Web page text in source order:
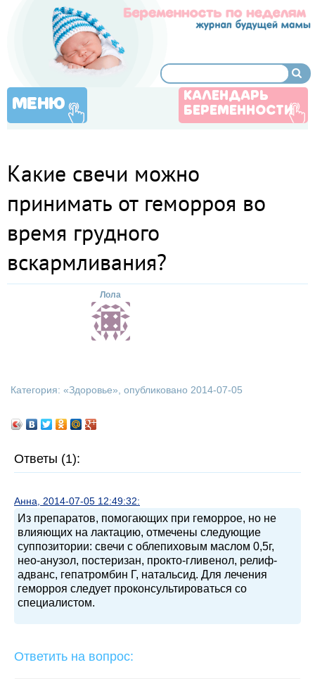
МЕНЮ
КАЛЕНДАРЬ
БЕРЕМЕННОСТИ
Какие свечи можно
принимать от геморроя во
время грудного
вскармливания?
Лола
Категория: «Здоровье», опубликовано 2014-07-05
Ответы (1):
Анна, 2014-07-05 12:49:32:
Из препаратов, помогающих при геморрое, но не
влияющих на лактацию, отмечены следующие
суппозитории: свечи с облепиховым маслом 0,5г,
нео-анузол, постеризан, прокто-гливенол, релиф-
адванс, гепатромбин Г, натальсид. Для лечения
геморроя следует проконсультироваться со
специалистом.
Ответить на вопрос: